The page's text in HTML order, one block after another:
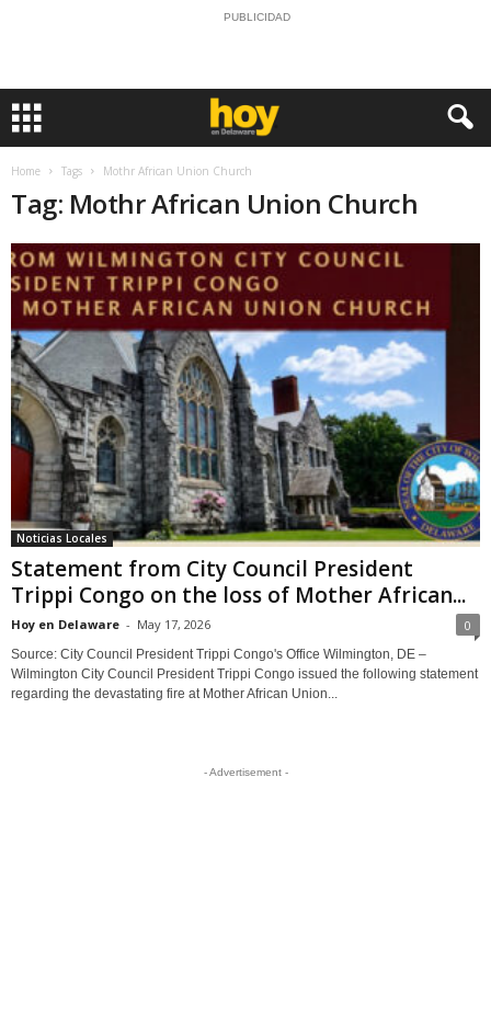
PUBLICIDAD
Home Tags Mothr African Union Church
Tag: Mothr African Union Church
Noticias Locales
Statement from City Council President
Trippi Congo on the loss of Mother African...
Hoy en Delaware - May 17, 2026 0
Source: City Council President Trippi Congo's Office Wilmington, DE –
Wilmington City Council President Trippi Congo issued the following statement
regarding the devastating fire at Mother African Union...
- Advertisement -